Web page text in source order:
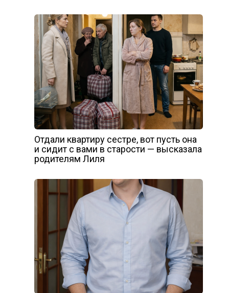
Отдали квартиру сестре, вот пусть она
и сидит с вами в старости — высказала
родителям Лиля